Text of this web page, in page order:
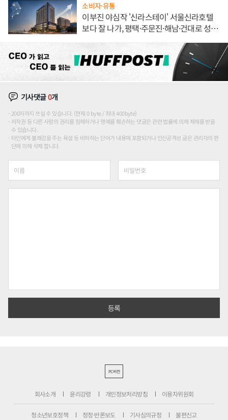
소비자·유통
이부진 야심작 '신라스테이' 서울신라호텔
보다 잘 나가, 평택·주문진·해남·건대로 성
기사댓글0개
200자까지 쓰실 수 있습니다. (현재 0 byte / 최대 400byte)
저작권 등 다른 사람의 권리를 침해하거나 명예를 훼손하는 댓글은 관련 법률에 의해 제재를 받을
수 있습니다.
타인에게 불쾌감을 주는 욕설 등 비하하는 단어가 내용에 포함되거나 인신공격성 글은 관리자의 판
단에 의해 삭제 합니다.
PC버전
회사소개 윤리강령 개인정보처리방침 이용자위원회
청소년보호정책 정정·반론보도 기사심의규정 불편신고